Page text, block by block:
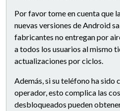
Por favor tome en cuenta que
nuevas versiones de Android
fabricantes no entregan por
a todos los usuarios al mismo
actualizaciones por ciclos.
Además, si su teléfono ha sido
operador, esto complica las
desbloqueados pueden